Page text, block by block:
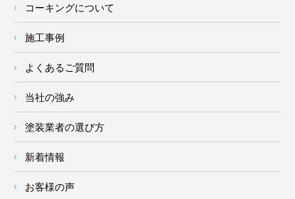
コーキングについて
施工事例
よくあるご質問
当社の強み
塗装業者の選び方
新着情報
お客様の声